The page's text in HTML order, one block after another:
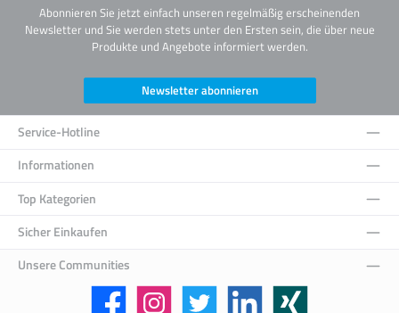
Abonnieren Sie jetzt einfach unseren regelmäßig erscheinenden
Newsletter und Sie werden stets unter den Ersten sein, die über neue
Produkte und Angebote informiert werden.
Newsletter abonnieren
Service-Hotline
Informationen
Top Kategorien
Sicher Einkaufen
Unsere Communities